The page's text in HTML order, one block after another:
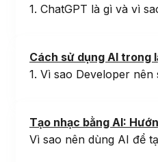
1. ChatGPT là gì và vì
Cách sử dụng AI trong
1. Vì sao Developer
Tạo nhạc bằng AI:
Vì sao nên dùng AI để